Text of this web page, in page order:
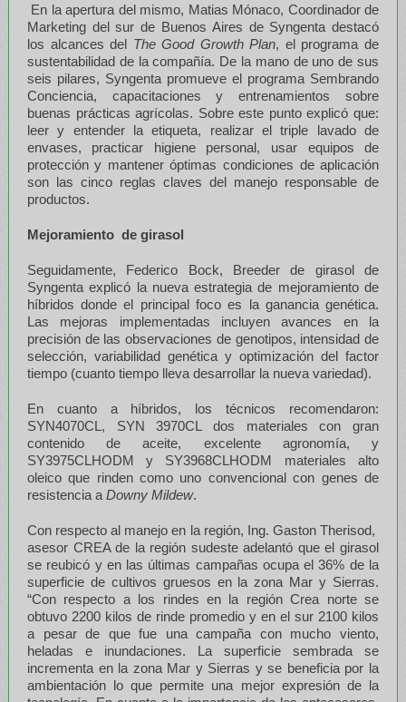
En la apertura del mismo, Matias Mónaco, Coordinador de
Marketing del sur de Buenos Aires de Syngenta destacó
los alcances del The Good Growth Plan, el programa de
sustentabilidad de la compañía. De la mano de uno de sus
seis pilares, Syngenta promueve el programa Sembrando
Conciencia, capacitaciones y entrenamientos sobre
buenas prácticas agrícolas. Sobre este punto explicó que:
leer y entender la etiqueta, realizar el triple lavado de
envases, practicar higiene personal, usar equipos de
protección y mantener óptimas condiciones de aplicación
son las cinco reglas claves del manejo responsable de
productos.
Mejoramiento de girasol
Seguidamente, Federico Bock, Breeder de girasol de
Syngenta explicó la nueva estrategia de mejoramiento de
híbridos donde el principal foco es la ganancia genética.
Las mejoras implementadas incluyen avances en la
precisión de las observaciones de genotipos, intensidad de
selección, variabilidad genética y optimización del factor
tiempo (cuanto tiempo lleva desarrollar la nueva variedad).
En cuanto a híbridos, los técnicos recomendaron:
SYN4070CL, SYN 3970CL dos materiales con gran
contenido de aceite, excelente agronomía, y
SY3975CLHODM y SY3968CLHODM materiales alto
oleico que rinden como uno convencional con genes de
resistencia a Downy Mildew.
Con respecto al manejo en la región, Ing. Gaston Therisod,
asesor CREA de la región sudeste adelantó que el girasol
se reubicó y en las últimas campañas ocupa el 36% de la
superficie de cultivos gruesos en la zona Mar y Sierras.
“Con respecto a los rindes en la región Crea norte se
obtuvo 2200 kilos de rinde promedio y en el sur 2100 kilos
a pesar de que fue una campaña con mucho viento,
heladas e inundaciones. La superficie sembrada se
incrementa en la zona Mar y Sierras y se beneficia por la
ambientación lo que permite una mejor expresión de la